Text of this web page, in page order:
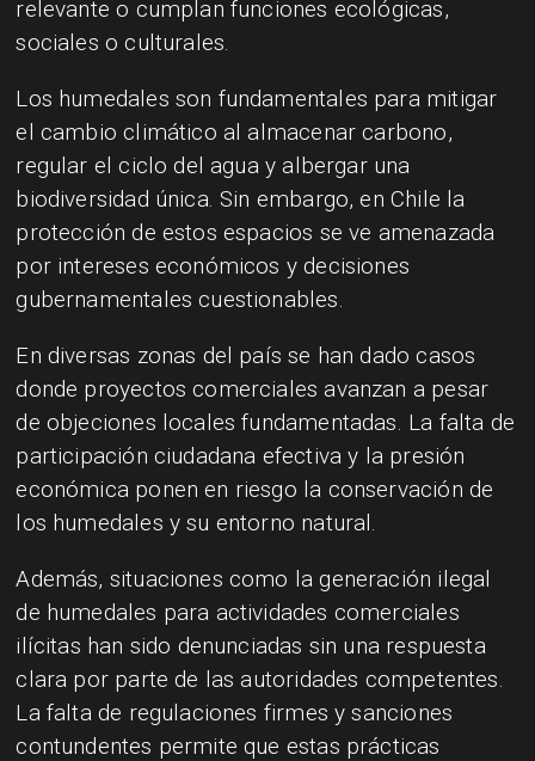
relevante o cumplan funciones ecológicas,
sociales o culturales.
Los humedales son fundamentales para mitigar
el cambio climático al almacenar carbono,
regular el ciclo del agua y albergar una
biodiversidad única. Sin embargo, en Chile la
protección de estos espacios se ve amenazada
por intereses económicos y decisiones
gubernamentales cuestionables.
En diversas zonas del país se han dado casos
donde proyectos comerciales avanzan a pesar
de objeciones locales fundamentadas. La falta de
participación ciudadana efectiva y la presión
económica ponen en riesgo la conservación de
los humedales y su entorno natural.
Además, situaciones como la generación ilegal
de humedales para actividades comerciales
ilícitas han sido denunciadas sin una respuesta
clara por parte de las autoridades competentes.
La falta de regulaciones firmes y sanciones
contundentes permite que estas prácticas